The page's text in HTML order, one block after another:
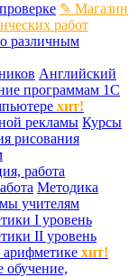
✎ Магазин
работ
различным
Английский
программам 1С
хит!
рекламы Курсы
рисования
работа
Методика
учителям
I уровень
II уровень
хит!
обучение,